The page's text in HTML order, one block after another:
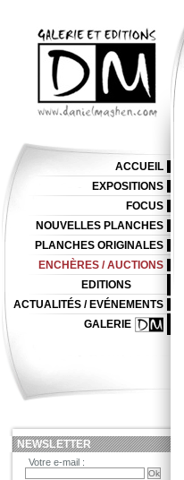
ACCUEIL
EXPOSITIONS
FOCUS
NOUVELLES PLANCHES
PLANCHES ORIGINALES
ENCHÈRES / AUCTIONS
EDITIONS
ACTUALITÉS / EVÉNEMENTS
GALERIE
NEWSLETTER
Votre e-mail :